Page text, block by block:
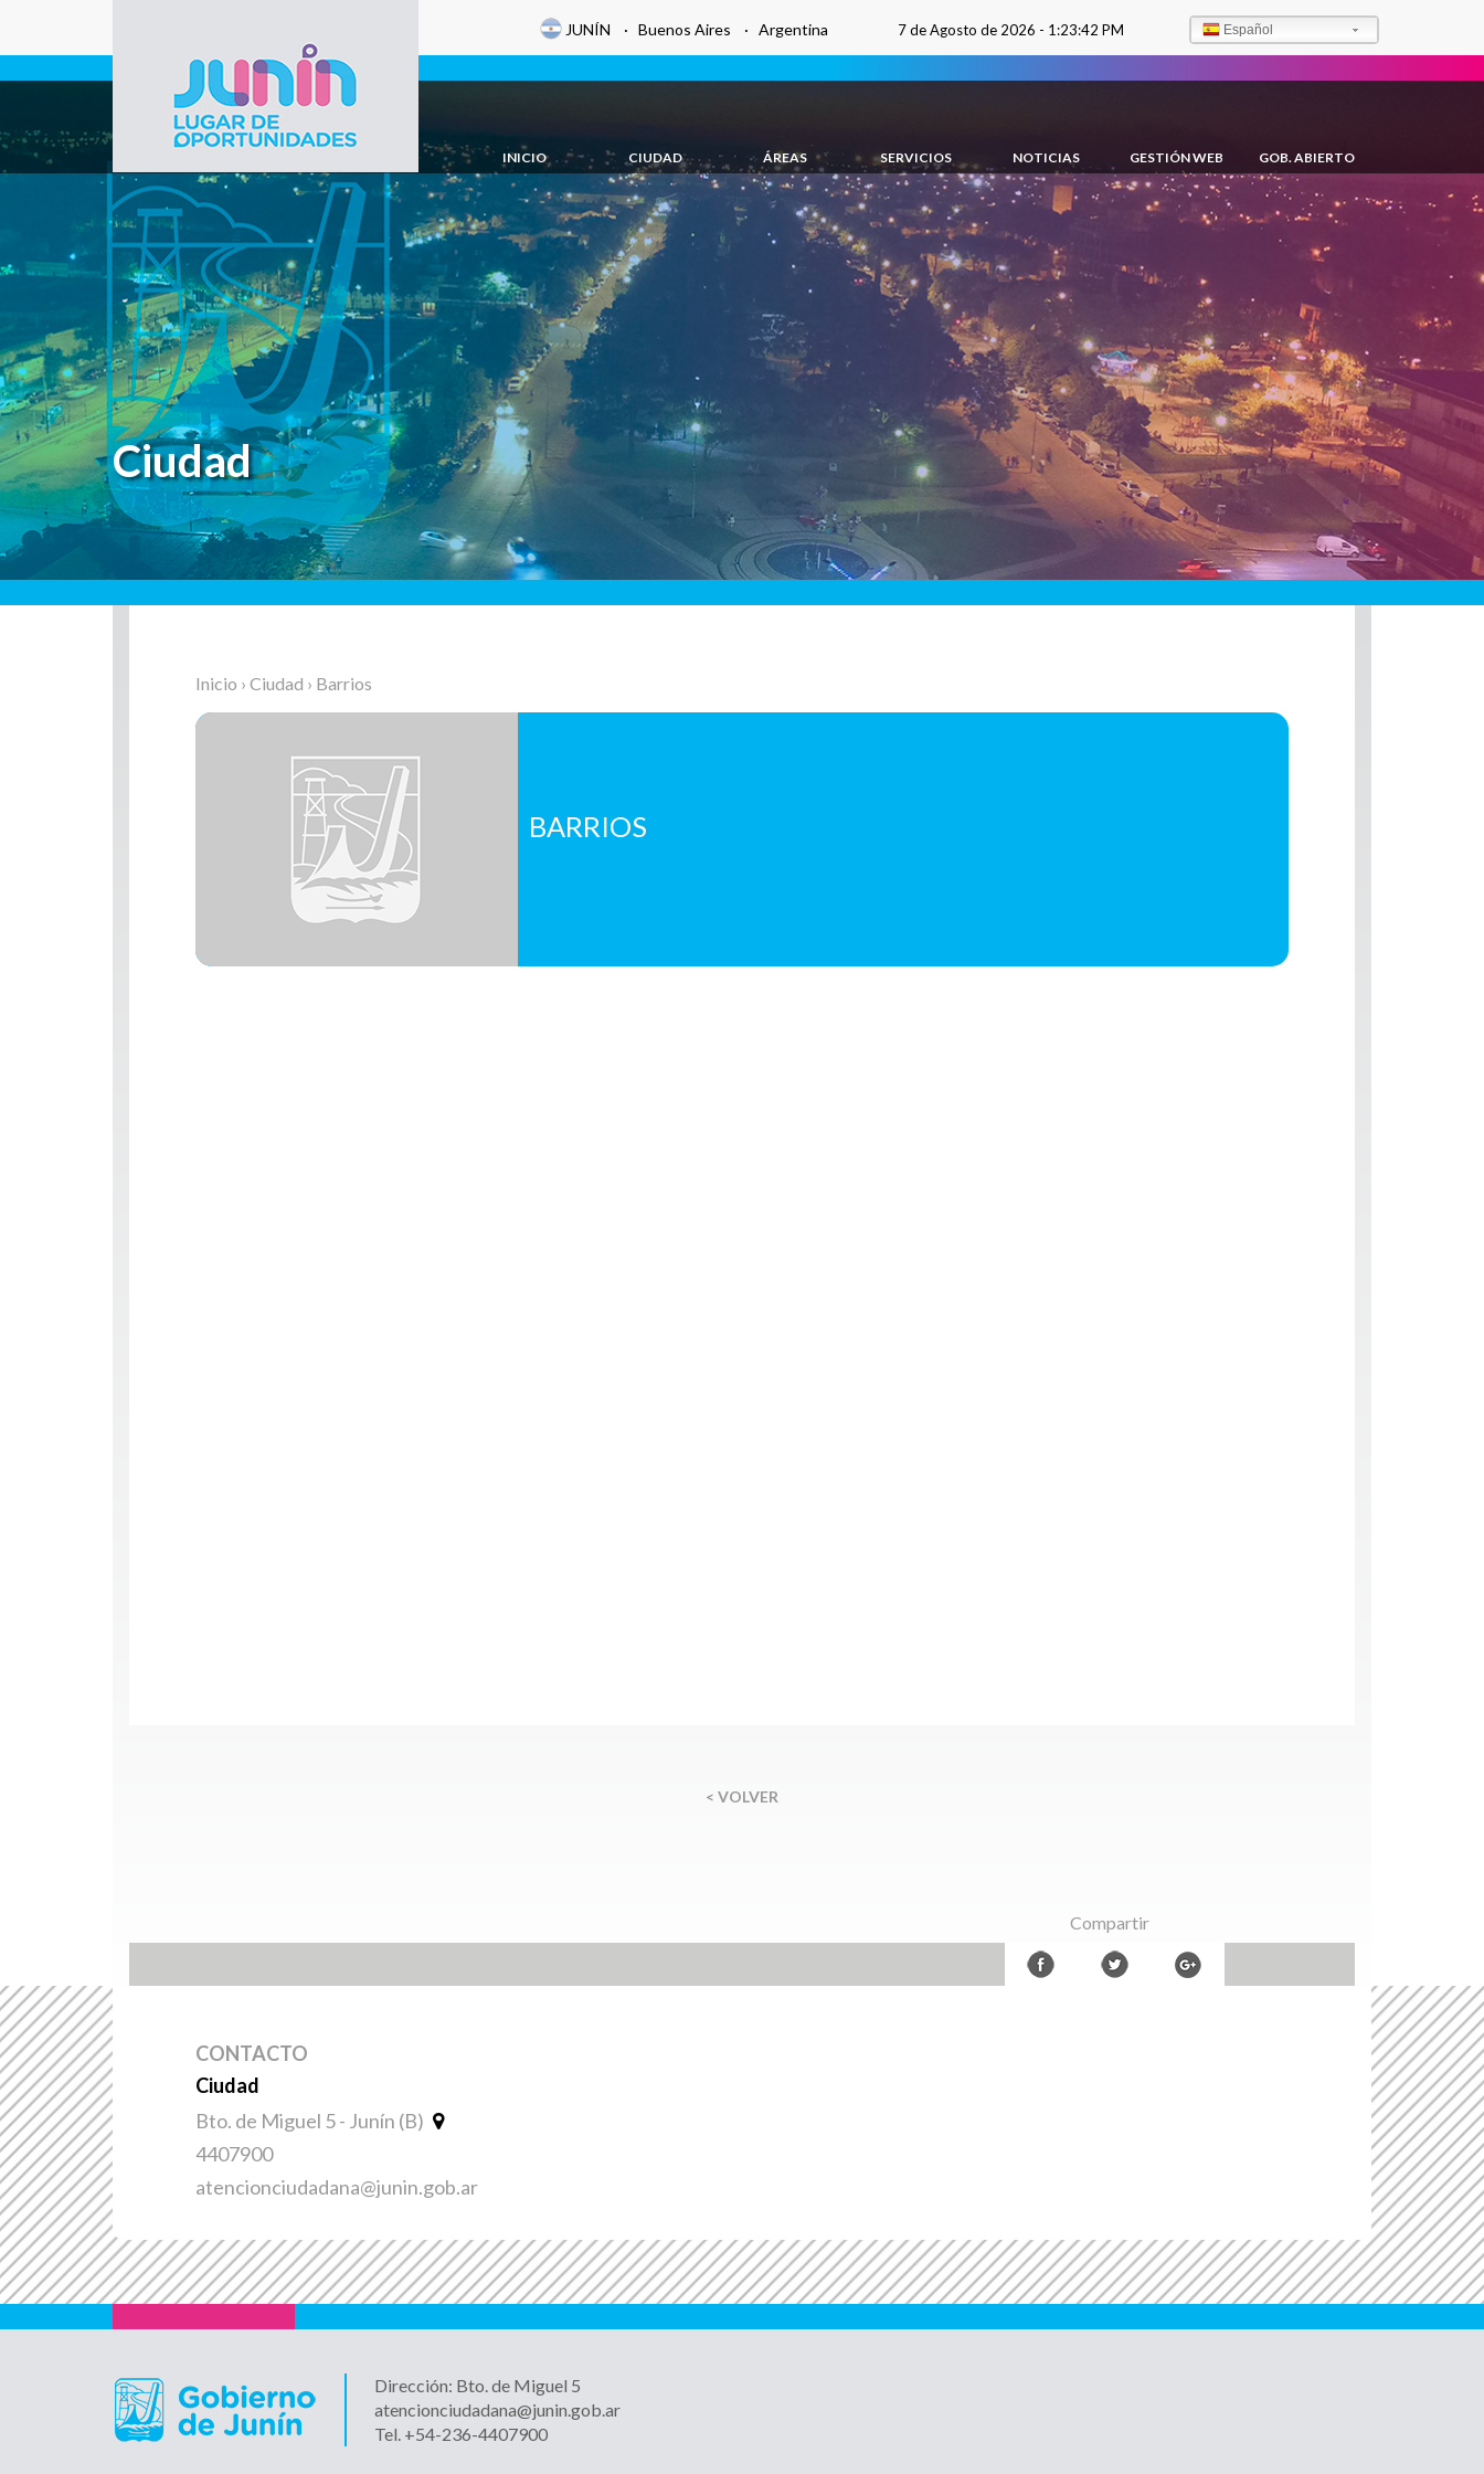
Gobierno de
Junín
JUNÍN · Buenos Aires · Argentina 7 de Agosto de 2026 - 1:23:43 PM Español
INICIO CIUDAD ÁREAS SERVICIOS NOTICIAS GESTIÓN WEB GOB. ABIERTO
Ciudad
Inicio › Ciudad › Barrios
BARRIOS
< VOLVER
Compartir
CONTACTO
Ciudad
Bto. de Miguel 5 - Junín (B)
4407900
atencionciudadana@junin.gob.ar
Dirección: Bto. de Miguel 5
atencionciudadana@junin.gob.ar
Tel. +54-236-4407900